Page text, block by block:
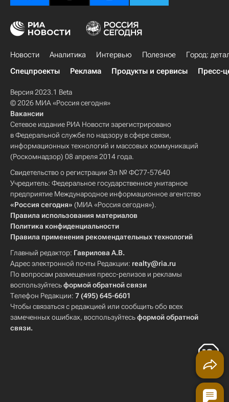
Новости Аналитика Интервью Полезное
Город:
Спецпроекты
Реклама Продукты и сервисы Пресс-
Версия 2023.1 Beta
© 2026 МИА «Россия сегодня»
Вакансии
Сетевое издание РИА Новости зарегистрировано
в Федеральной службе по надзору в сфере связи,
информационных технологий и массовых коммуникаций
(Роскомнадзор) 08 апреля 2014 года.
Свидетельство о регистрации Эл № ФС77-57640
Учредитель: Федеральное государственное унитарное
предприятие Международное информационное агентство
«Россия сегодня» (МИА «Россия сегодня»).
Правила использования материалов
Политика конфиденциальности
Правила применения рекомендательных технологий
Главный редактор: Гаврилова А.В.
Адрес электронной почты Редакции: realty@ria.ru
По вопросам размещения пресс-релизов и рекламы
воспользуйтесьформой обратной связи
Телефон Редакции: 7 (495) 645-6601
Чтобы связаться с редакцией или сообщить обо всех
замеченных ошибках, воспользуйтесьформой обратной
связи.